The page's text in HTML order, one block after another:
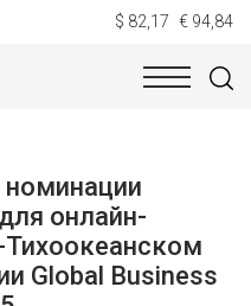
$ 82,17 € 94,84
онлайн-
Тихоокеанском
Global Business